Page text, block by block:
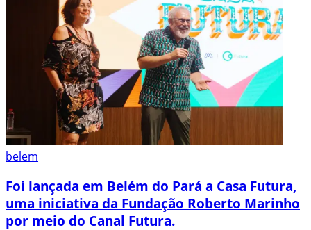
belem
Foi lançada em Belém do Pará a Casa Futura,
uma iniciativa da Fundação Roberto Marinho
por meio do Canal Futura.